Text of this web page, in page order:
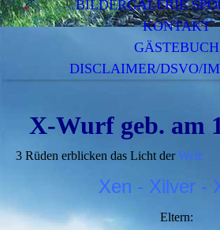
BILDERGALERIE
KONTAKT
GÄSTEBUCH
DISCLAIMER/DSVO/
X-Wurf geb. am
3 Rüden erblicken das Licht derWelt:
Xen - Xilver -
Eltern: